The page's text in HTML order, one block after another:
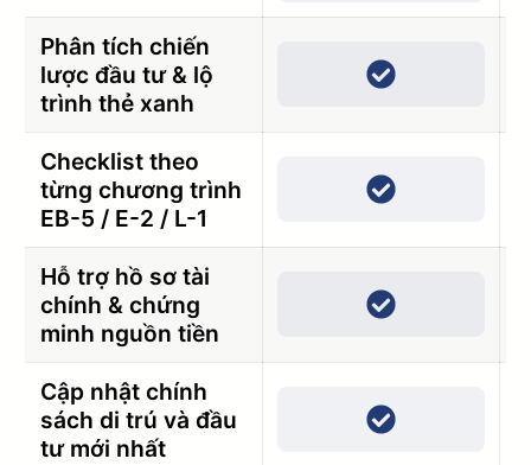
Phân tích chiến
lược đầu tư & lộ
trình thẻ xanh
Checklist theo
từng chương trình
EB-5 / E-2 / L-1
Hỗ trợ hồ sơ tài
chính & chứng
minh nguồn tiền
Cập nhật chính
sách di trú và đầu
tư mới nhất